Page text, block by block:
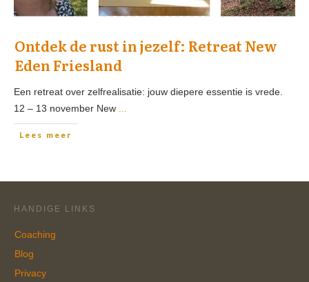
Ontdek de rust in jezelf: Retreat New
Eden Friesland
Een retreat over zelfrealisatie: jouw diepere essentie is vrede.
12 – 13 november New
Lees meer
HANDIGE LINKS
Coaching
Blog
Privacy